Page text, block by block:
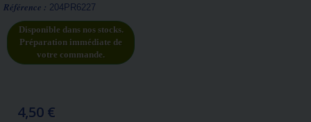
Référence : 204PR6227
Disponible dans nos stocks.
Préparation immédiate de
votre commande.
4,50 €